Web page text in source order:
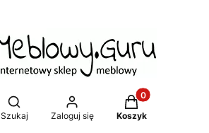
Otwórz wyszukiwarkę
Szukaj Zaloguj się
Produkty w
Koszyk